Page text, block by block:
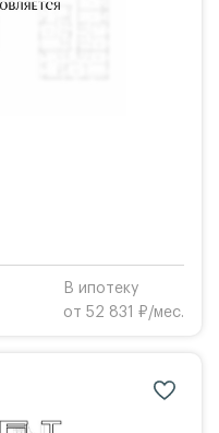
В ипотеку
от 52 831 ₽/мес.